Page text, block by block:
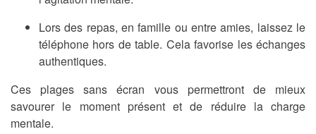
Lors des repas, en famille ou entre amies, laissez le
téléphone hors de table. Cela favorise les échanges
authentiques.
Ces plages sans écran vous permettront de mieux
savourer le moment présent et de réduire la charge
mentale.